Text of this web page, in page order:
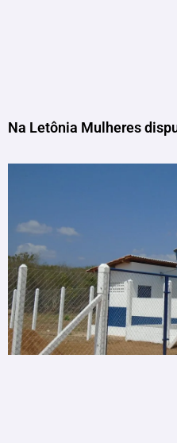
Na Letônia Mulheres